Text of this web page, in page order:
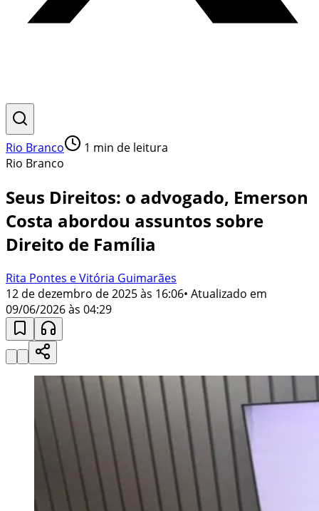
Rio Branco 1 min de leitura
Rio Branco
Seus Direitos: o advogado, Emerson
Costa abordou assuntos sobre
Direito de Família
Rita Pontes e Vitória Guimarães
12 de dezembro de 2025 às 16:06• Atualizado em
09/06/2026 às 04:29